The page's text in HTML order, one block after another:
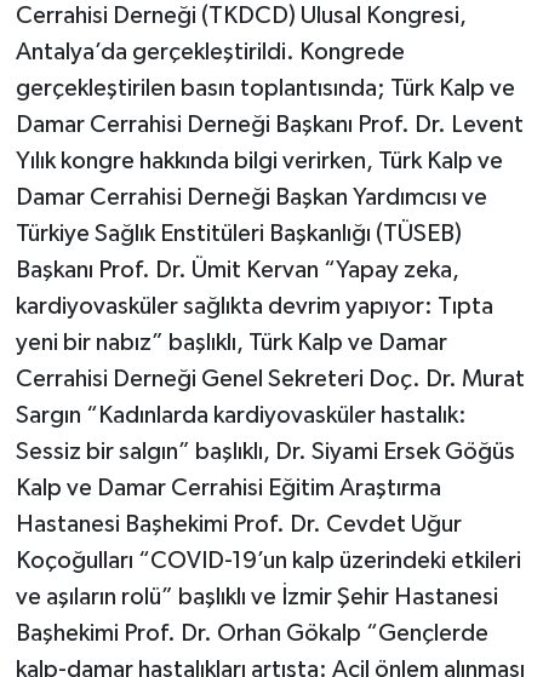
Cerrahisi Derneği (TKDCD) Ulusal Kongresi,
Antalya’da gerçekleştirildi. Kongrede
gerçekleştirilen basın toplantısında; Türk Kalp ve
Damar Cerrahisi Derneği Başkanı Prof. Dr. Levent
Yılık kongre hakkında bilgi verirken, Türk Kalp ve
Damar Cerrahisi Derneği Başkan Yardımcısı ve
Türkiye Sağlık Enstitüleri Başkanlığı (TÜSEB)
Başkanı Prof. Dr. Ümit Kervan “Yapay zeka,
kardiyovasküler sağlıkta devrim yapıyor: Tıpta
yeni bir nabız” başlıklı, Türk Kalp ve Damar
Cerrahisi Derneği Genel Sekreteri Doç. Dr. Murat
Sargın “Kadınlarda kardiyovasküler hastalık:
Sessiz bir salgın” başlıklı, Dr. Siyami Ersek Göğüs
Kalp ve Damar Cerrahisi Eğitim Araştırma
Hastanesi Başhekimi Prof. Dr. Cevdet Uğur
Koçoğulları “COVID-19’un kalp üzerindeki etkileri
ve aşıların rolü” başlıklı ve İzmir Şehir Hastanesi
Başhekimi Prof. Dr. Orhan Gökalp “Gençlerde
kalp-damar hastalıkları artışta: Acil önlem alınması